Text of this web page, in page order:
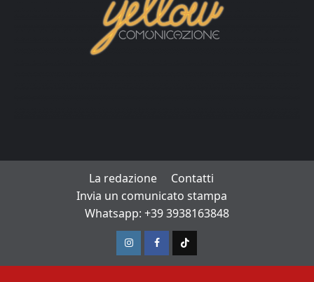
La redazione
Contatti
Invia un comunicato stampa
Whatsapp: +39 3938163848
InstagramFacebook
TikTok